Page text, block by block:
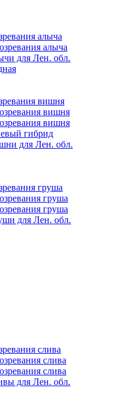
алыча
алыча
для Лен. обл.
вишня
вишня
вишня
гибрид
для Лен. обл.
груша
груша
груша
для Лен. обл.
слива
слива
слива
для Лен. обл.